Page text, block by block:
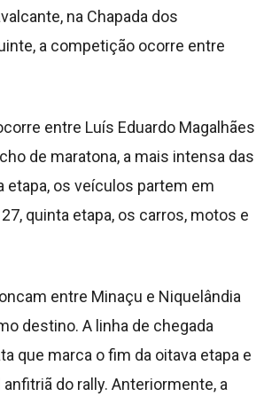
na Chapada dos
a competição ocorre entre
entre Luís Eduardo Magalhães
de maratona, a mais intensa das
etapa, os veículos partem em
quinta etapa, os carros, motos e
entre Minaçu e Niquelândia
destino. A linha de chegada
que marca o fim da oitava etapa e
do rally. Anteriormente, a